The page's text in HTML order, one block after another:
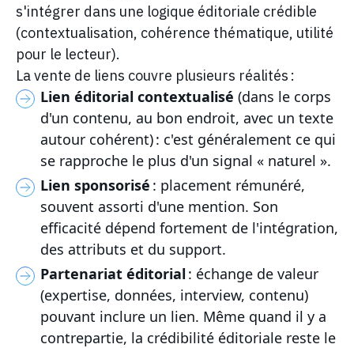
s'intégrer dans une logique éditoriale crédible
(contextualisation, cohérence thématique, utilité
pour le lecteur).
La vente de liens couvre plusieurs réalités :
Lien éditorial contextualisé (dans le corps
d'un contenu, au bon endroit, avec un texte
autour cohérent) : c'est généralement ce qui
se rapproche le plus d'un signal « naturel ».
Lien sponsorisé : placement rémunéré,
souvent assorti d'une mention. Son
efficacité dépend fortement de l'intégration,
des attributs et du support.
Partenariat éditorial : échange de valeur
(expertise, données, interview, contenu)
pouvant inclure un lien. Même quand il y a
contrepartie, la crédibilité éditoriale reste le